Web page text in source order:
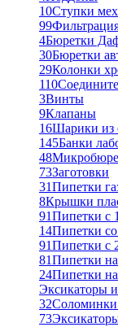
10Ступки
99
4Бюретки
30Бюретки
29Колонки
110
3Винты
9Клапаны
16Шарики из
145Банки
48
73Заготовки
31Пипетки
8Крышки
91Пипетки с
14Пипетки
91Пипетки с
81Пипетки
24Пипетки
Эксикаторы
32Соломинки
73